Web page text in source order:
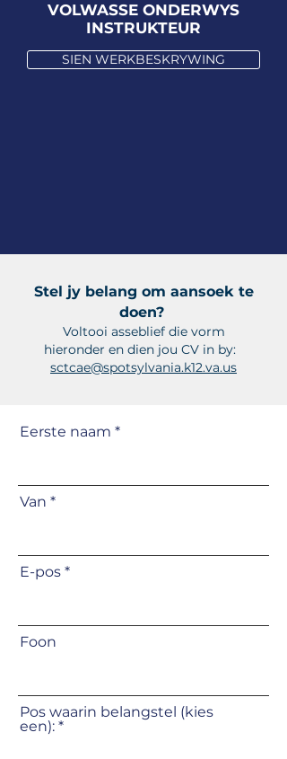
VOLWASSE ONDERWYS
INSTRUKTEUR
SIEN WERKBESKRYWING
Stel jy belang om aansoek te
doen?
Voltooi asseblief die vorm
hieronder en dien jou CV in by:
sctcae@spotsylvania.k12.va.us
Eerste naam
Van
E-pos
Foon
Pos waarin belangstel (kies
een):